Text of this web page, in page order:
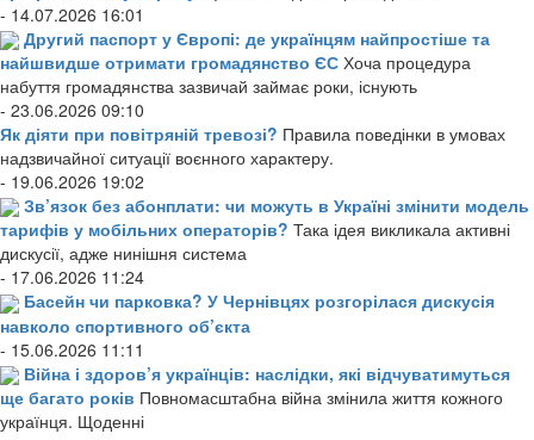
- 14.07.2026 16:01
Другий паспорт у Європі: де українцям найпростіше та
найшвидше отримати громадянство ЄС Хоча процедура
набуття громадянства зазвичай займає роки, існують
- 23.06.2026 09:10
Як діяти при повітряній тревозі? Правила поведінки в умовах
надзвичайної ситуації воєнного характеру.
- 19.06.2026 19:02
Зв’язок без абонплати: чи можуть в Україні змінити модель
тарифів у мобільних операторів? Така ідея викликала активні
дискусії, адже нинішня система
- 17.06.2026 11:24
Басейн чи парковка? У Чернівцях розгорілася дискусія
навколо спортивного об’єкта
- 15.06.2026 11:11
Війна і здоров’я українців: наслідки, які відчуватимуться
ще багато років Повномасштабна війна змінила життя кожного
українця. Щоденні